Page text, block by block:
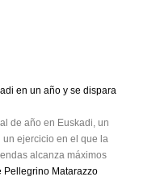
en un año y se dispara
de año en Euskadi, un
ejercicio en el que la
alcanza máximos
Pellegrino Matarazzo